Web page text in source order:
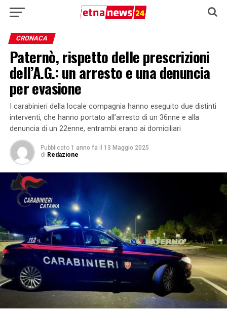
CRONACA
Paternò, rispetto delle prescrizioni
dell’A.G.: un arresto e una denuncia
per evasione
I carabinieri della locale compagnia hanno eseguito due distinti
interventi, che hanno portato all’arresto di un 36nne e alla
denuncia di un 22enne, entrambi erano ai domiciliari
Pubblicato 1 anno fa il 13 Maggio 2025
di Redazione